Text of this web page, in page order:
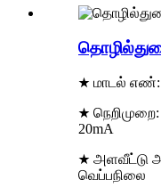
★ மாடல் எண்:
★
20mA
★ அளவீட்டு
வெப்பநிலை